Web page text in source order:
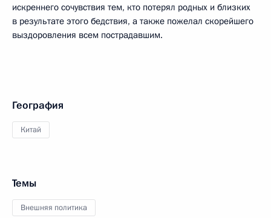
искреннего сочувствия тем, кто потерял родных и близких
в результате этого бедствия, а также пожелал скорейшего
выздоровления всем пострадавшим.
География
Китай
Темы
Внешняя политика